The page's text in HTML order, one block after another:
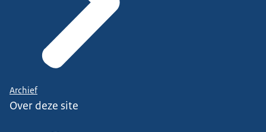
Archief
Over deze site